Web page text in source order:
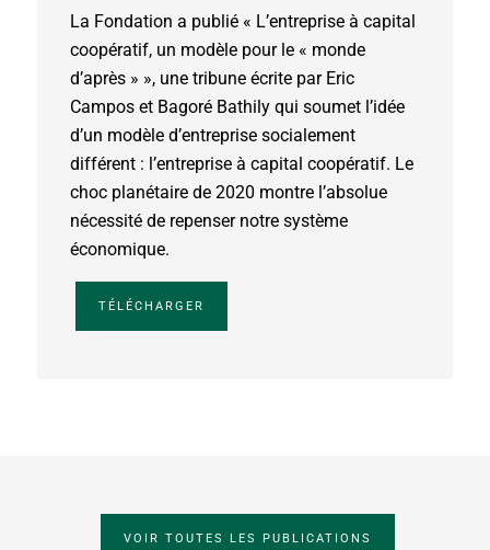
La Fondation a publié « L’entreprise à capital
coopératif, un modèle pour le « monde
d’après » », une tribune écrite par Eric
Campos et Bagoré Bathily qui soumet l’idée
d’un modèle d’entreprise socialement
différent : l’entreprise à capital coopératif. Le
choc planétaire de 2020 montre l’absolue
nécessité de repenser notre système
économique.
TÉLÉCHARGER
VOIR TOUTES LES PUBLICATIONS